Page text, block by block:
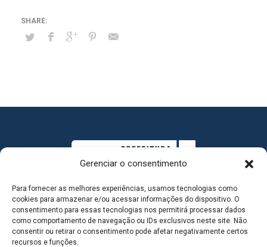
Gerenciar o consentimento
Para fornecer as melhores experiências, usamos tecnologias como
cookies para armazenar e/ou acessar informações do dispositivo. O
consentimento para essas tecnologias nos permitirá processar dados
como comportamento de navegação ou IDs exclusivos neste site. Não
consentir ou retirar o consentimento pode afetar negativamente certos
recursos e funções.
MAPA DO SITE